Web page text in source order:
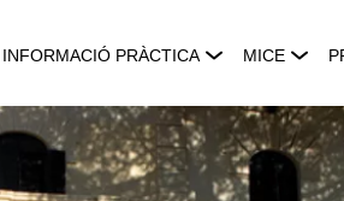
INFORMACIÓ PRÀCTICA MICE